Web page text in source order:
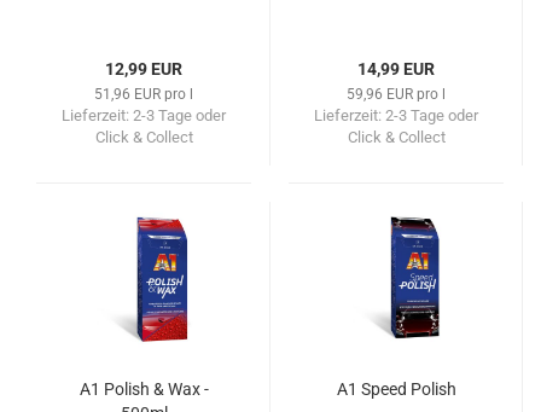
12,99 EUR
51,96 EUR pro l
Lieferzeit: 2-3 Tage oder
Click & Collect
14,99 EUR
59,96 EUR pro l
Lieferzeit: 2-3 Tage oder
Click & Collect
A1 Polish & Wax -
A1 Speed Polish